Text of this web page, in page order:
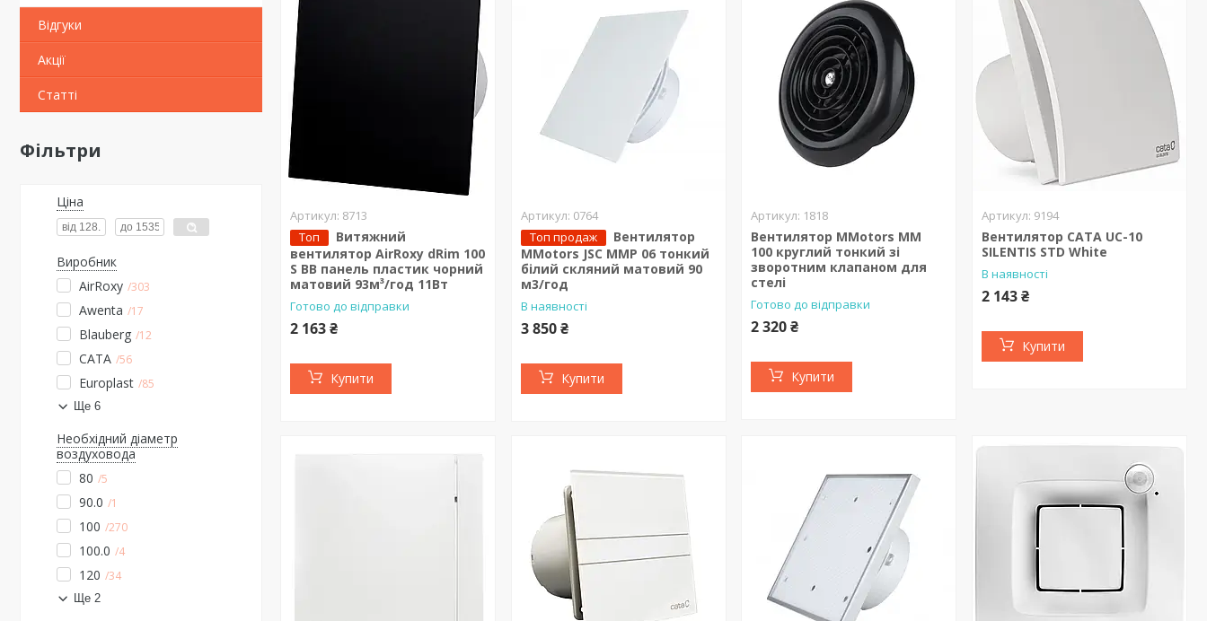
Відгуки
Акції
Статті
Фільтри
Ціна
Виробник
AirRoxy 303
Awenta 17
Blauberg 12
CATA 56
Europlast 85
Ще 6
Необхідний діаметр
воздуховода
80 5
90.0 1
100 270
100.0 4
120 34
Ще 2
8713
Топ
Витяжний
вентилятор AirRoxy dRim 100
S BB панель пластик чорний
матовий 93м³/год 11Вт
Готово до відправки
2 163 ₴
Купити
0764
Топ продаж
Вентилятор
MMotors JSC MMP 06 тонкий
білий скляний матовий 90
м3/год
В наявності
3 850 ₴
Купити
1818
Вентилятор MMotors ММ
100 круглий тонкий зі
зворотним клапаном для
стелі
Готово до відправки
2 320 ₴
Купити
9194
Вентилятор CATA UC-10
SILENTIS STD White
В наявності
2 143 ₴
Купити